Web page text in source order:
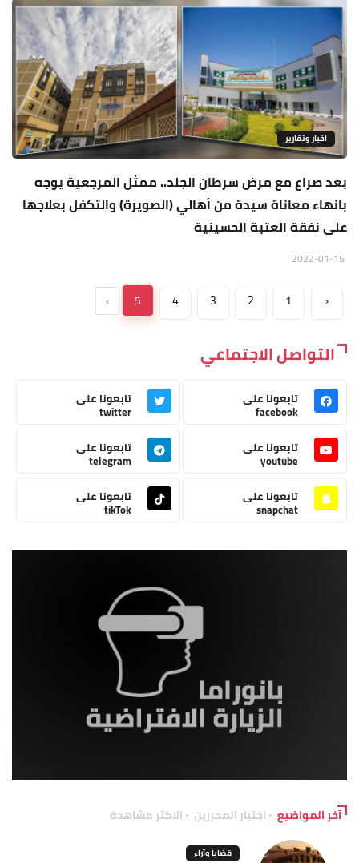
اخبار وتقارير
بعد صراع مع مرض سرطان الجلد.. ممثل المرجعية يوجه
بانهاء معاناة سيدة من أهالي (الصويرة) والتكفل بعلاجها
على نفقة العتبة الحسينية
‹
1
2
3
4
5
›
التواصل الاجتماعي
تابعونا على
facebook
تابعونا على
twitter
تابعونا على
youtube
تابعونا على
telegram
تابعونا على
snapchat
تابعونا على
tikTok
آخر المواضيع اختيار المحررين الاكثر مشاهدة
قضايا وآراء